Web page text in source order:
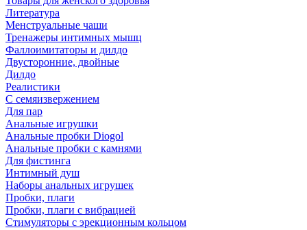
Литература
Менструальные чаши
Тренажеры интимных мышц
Фаллоимитаторы и дилдо
Двусторонние, двойные
Дилдо
Реалистики
С семяизвержением
Для пар
Анальные игрушки
Анальные пробки Diogol
Анальные пробки с камнями
Для фистинга
Интимный душ
Наборы анальных игрушек
Пробки, плаги
Пробки, плаги с вибрацией
Стимуляторы с эрекционным кольцом